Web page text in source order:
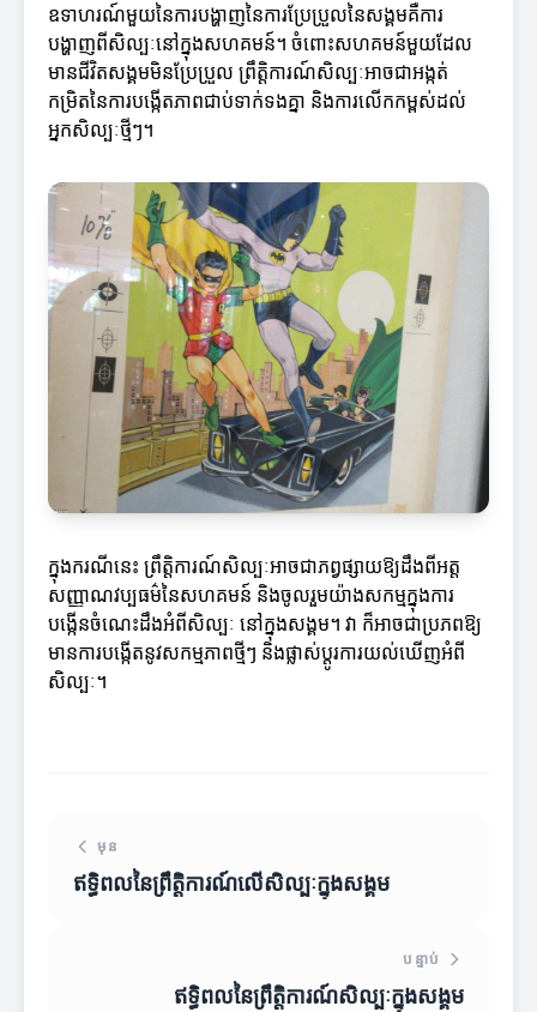
ឧទាហរណ៍មួយនៃការបង្ហាញនៃការប្រែប្រួលនៃសង្គមគឺការ
បង្ហាញពីសិល្បៈនៅក្នុងសហគមន៍។ ចំពោះសហគមន៍មួយដែល
មានជីវិតសង្គមមិនប្រែប្រួល ព្រឹត្តិការណ៍សិល្បៈអាចជាអង្កត់
កម្រិតនៃការបង្កើតភាពជាប់ទាក់ទងគ្នា និងការលើកកម្ពស់ដល់
អ្នកសិល្បៈថ្មីៗ។
ក្នុងករណីនេះ ព្រឹត្តិការណ៍សិល្បៈអាចជាភព្វផ្សាយឱ្យដឹងពីអត្ត
សញ្ញាណវប្បធម៌នៃសហគមន៍ និងចូលរួមយ៉ាងសកម្មក្នុងការ
បង្កើនចំណេះដឹងអំពីសិល្បៈ នៅក្នុងសង្គម។ វា ក៏អាចជាប្រភពឱ្យ
មានការបង្កើតនូវសកម្មភាពថ្មីៗ និងផ្លាស់ប្តូរការយល់ឃើញអំពី
សិល្បៈ។
មុន
ឥទ្ធិពលនៃព្រឹត្តិការណ៍លើសិល្បៈក្នុងសង្គម
បន្ទាប់
ឥទ្ធិពលនៃព្រឹត្តិការណ៍សិល្បៈក្នុងសង្គម